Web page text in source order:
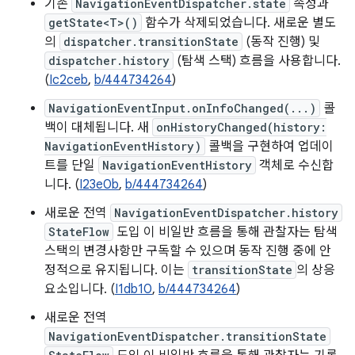
기존 NavigationEventDispatcher.state 속성과
getState<T>()
함수가 삭제되었습니다. 새로운 별도
의
dispatcher.transitionState (동작 진행) 및
dispatcher.history (탐색 스택) 흐름을 사용합니다.
(Ic2ceb, b/444734264)
NavigationEventInput.onInfoChanged(...)
콜
백이 대체됩니다. 새
onHistoryChanged(history:
NavigationEventHistory)
콜백을 구현하여 업데이
트를 단일
NavigationEventHistory 객체로 수신합
니다. (I23e0b, b/444734264)
새로운 전역
NavigationEventDispatcher.history
StateFlow 도입 이 비일반 흐름을 통해 관찰자는 탐색
스택의 변경사항만 구독할 수 있으며 동작 진행 중에 안
정적으로 유지됩니다. 이는 transitionState 의 상응
요소입니다. (I1db10, b/444734264)
새로운 전역
NavigationEventDispatcher.transitionState